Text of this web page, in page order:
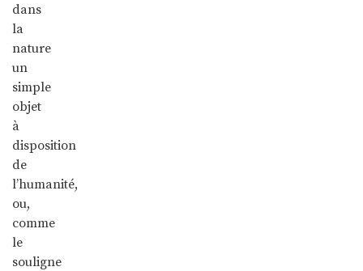
dans
la
nature
un
simple
objet
à
disposition
de
l’humanité,
ou,
comme
le
souligne